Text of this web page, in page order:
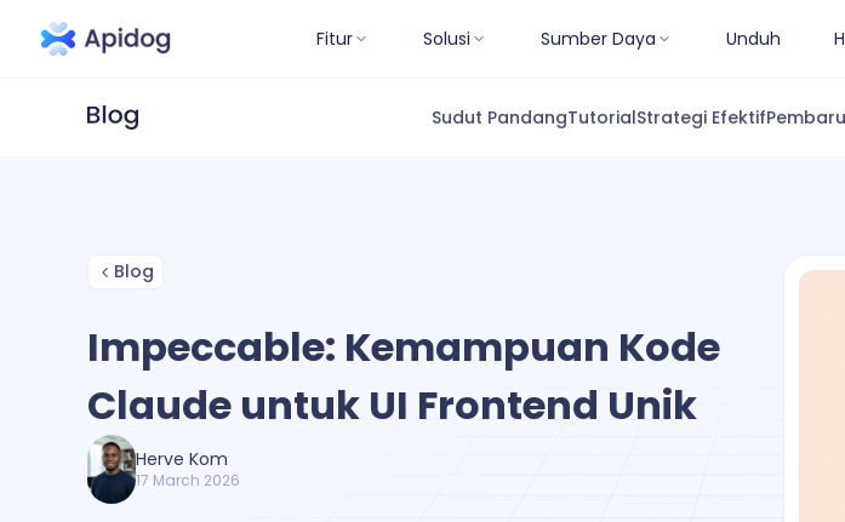
Fitur Solusi Sumber Daya Unduh
Sudut PandangTutorialStrategi Efektif
Blog
Impeccable: Kemampuan Kode
Claude untuk UI Frontend Unik
Herve Kom
17 March 2026